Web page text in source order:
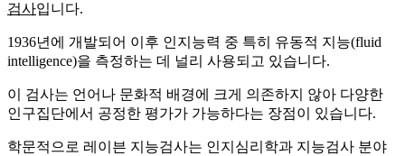
검사입니다.
1936년에 개발되어 이후 인지능력 중 특히 유동적 지능(fluid
intelligence)을 측정하는 데 널리 사용되고 있습니다.
이 검사는 언어나 문화적 배경에 크게 의존하지 않아 다양한
인구집단에서 공정한 평가가 가능하다는 장점이 있습니다.
학문적으로 레이븐 지능검사는 인지심리학과 지능검사 분야